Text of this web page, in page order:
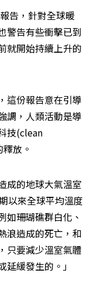
告，針對全球暖
警告有些衝擊已到
就開始持續上升的
這份報告意在引導
調，人類活動是導
技(clean
放。
成的地球大氣溫室
以來全球平均溫度
如珊瑚礁群白化、
浪造成的死亡，和
只要減少溫室氣體
緩發生的。」